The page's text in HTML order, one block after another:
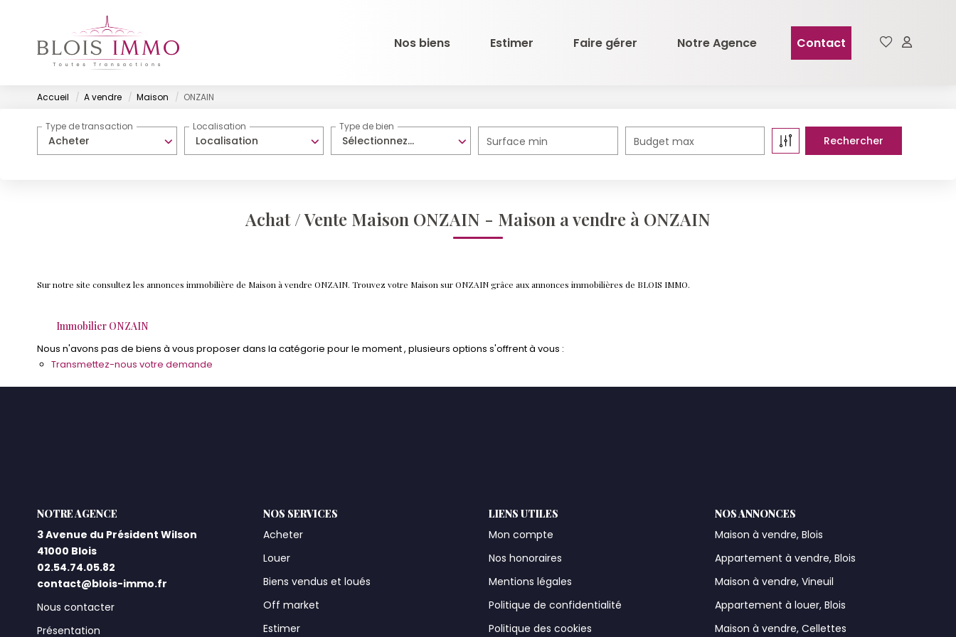
Nos biens Estimer Faire gérer Notre Agence Contact
Accueil A vendre Maison ONZAIN
Acheter
Type de transaction
Localisation
Localisation
Sélectionnez...
Type de bien
Surface min Budget max
Achat / Vente Maison ONZAIN - Maison a vendre à ONZAIN
Sur notre site consultez les annonces immobilière de Maison à vendre ONZAIN. Trouvez votre Maison sur ONZAIN grâce aux annonces immobilières de BLOIS IMMO.
Immobilier ONZAIN
Nous n'avons pas de biens à vous proposer dans la catégorie pour le moment , plusieurs options s'offrent à vous :
Transmettez-nous votre demande
L'AGENCE
3 Avenue du Président Wilson
41000 Blois
02.54.74.05.82
contact@blois-immo.fr
Nous contacter
Présentation
NOS SERVICES
Acheter
Louer
Biens vendus et loués
Off market
Estimer
LIENS UTILES
Mon compte
Nos honoraires
Mentions légales
Politique de confidentialité
Politique des cookies
NOS ANNONCES
Maison à vendre, Blois
Appartement à vendre, Blois
Maison à vendre, Vineuil
Appartement à louer, Blois
Maison à vendre, Cellettes